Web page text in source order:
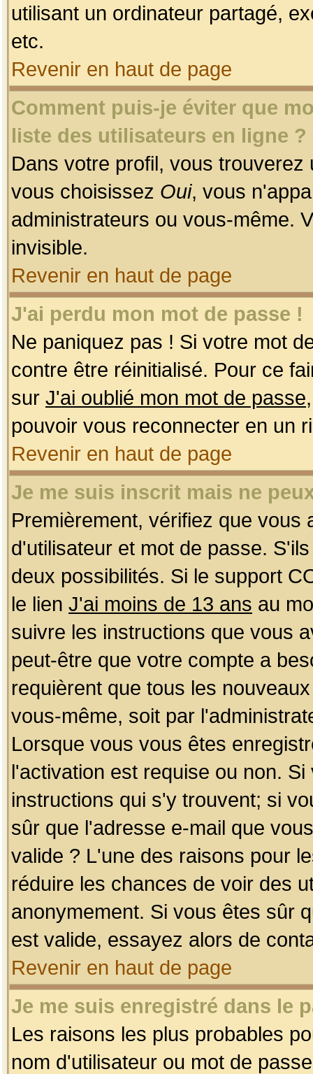
utilisant un ordinateur partagé,
etc.
Revenir en haut de page
Comment puis-je éviter que
liste des utilisateurs en ligne ?
Dans votre profil, vous
vous choisissez Oui, vous
administrateurs ou vous-même.
invisible.
Revenir en haut de page
J'ai perdu mon mot de passe !
Ne paniquez pas ! Si votre mot
contre être réinitialisé. Pour ce
sur J'ai oublié mon mot de passe
pouvoir vous reconnecter en un
Revenir en haut de page
Je me suis inscrit mais ne
Premièrement, vérifiez que
d'utilisateur et mot de passe.
deux possibilités. Si le support
le lien J'ai moins de 13 ans au
suivre les instructions que vous
peut-être que votre compte a
requièrent que tous les
vous-même, soit par
Lorsque vous vous êtes
l'activation est requise ou non.
instructions qui s'y trouvent; si
sûr que l'adresse e-mail que
valide ? L'une des raisons pour
réduire les chances de voir des
anonymement. Si vous êtes sûr
est valide, essayez alors de
Revenir en haut de page
Je me suis enregistré dans le
Les raisons les plus probables
nom d'utilisateur ou mot de